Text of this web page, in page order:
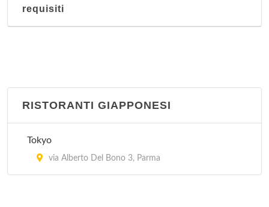
requisiti
RISTORANTI GIAPPONESI
Tokyo
via Alberto Del Bono 3, Parma